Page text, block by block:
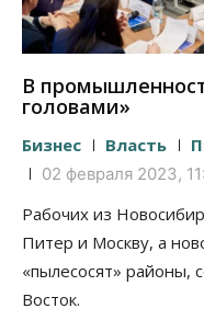
В
головами»
Бизнес Власть
02 февраля 2023,
Рабочих из
Питер и Москву, а
«пылесосят» районы,
Восток.